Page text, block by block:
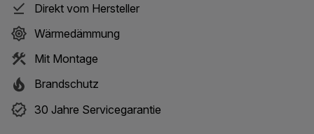
Direkt vom Hersteller
Wärmedämmung
Mit Montage
Brandschutz
30 Jahre Servicegarantie